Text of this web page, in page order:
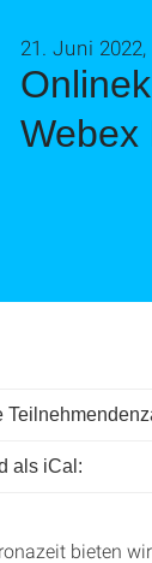
Webex
21. Juni
als iCal:
bieten